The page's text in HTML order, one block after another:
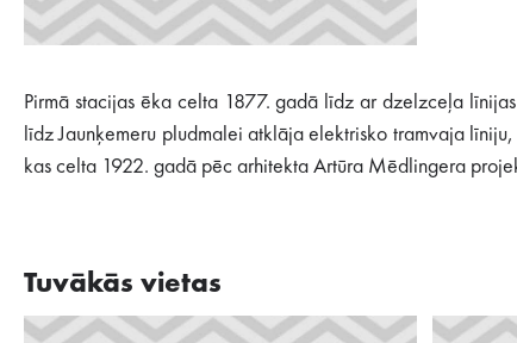
Pirmā stacijas ēka celta 1877. gadā līdz ar dzelzceļa
līdz Jaunķemeru pludmalei atklāja elektrisko tramvaja
kas celta 1922. gadā pēc arhitekta Artūra Mēdlingera
Tuvākās vietas